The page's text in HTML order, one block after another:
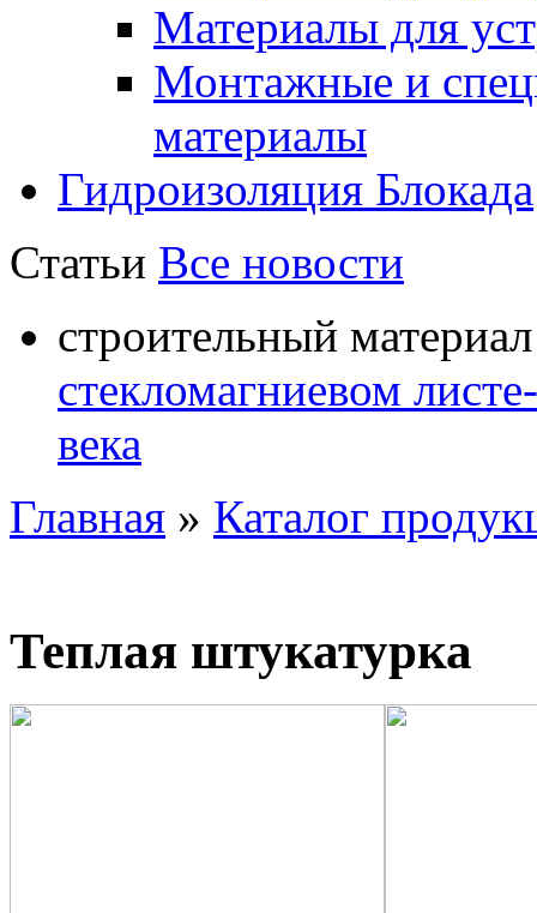
Материалы для
Монтажные и
материалы
Гидроизоляция Блокада
Статьи Все новости
строительный
стекломагниевом
века
Главная » Каталог
Теплая штукатурка